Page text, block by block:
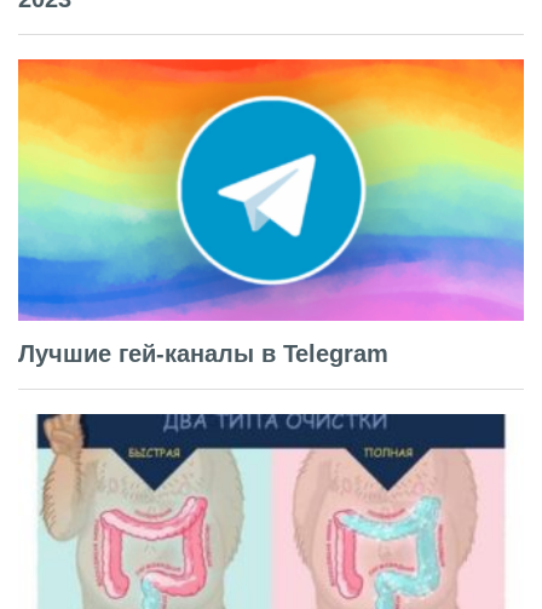
Лучшие гей-каналы в Telegram